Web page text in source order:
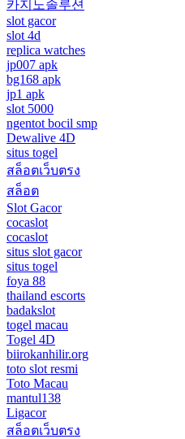
카지노솔루션
slot gacor
slot 4d
replica watches
jp007 apk
bg168 apk
jp1 apk
slot 5000
ngentot bocil smp
Dewalive 4D
situs togel
สล็อตเว็บตรง
สล็อต
Slot Gacor
cocaslot
cocaslot
situs slot gacor
situs togel
foya 88
thailand escorts
badakslot
togel macau
Togel 4D
biirokanhilir.org
toto slot resmi
Toto Macau
mantul138
Ligacor
สล็อตเว็บตรง